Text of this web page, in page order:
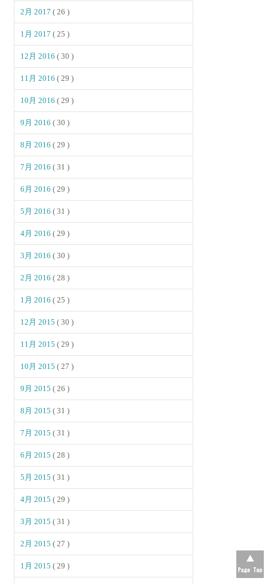
2月 2017( 26 )
1月 2017( 25 )
12月 2016( 30 )
11月 2016( 29 )
10月 2016( 29 )
9月 2016( 30 )
8月 2016( 29 )
7月 2016( 31 )
6月 2016( 29 )
5月 2016( 31 )
4月 2016( 29 )
3月 2016( 30 )
2月 2016( 28 )
1月 2016( 25 )
12月 2015( 30 )
11月 2015( 29 )
10月 2015( 27 )
9月 2015( 26 )
8月 2015( 31 )
7月 2015( 31 )
6月 2015( 28 )
5月 2015( 31 )
4月 2015( 29 )
3月 2015( 31 )
2月 2015( 27 )
1月 2015( 29 )